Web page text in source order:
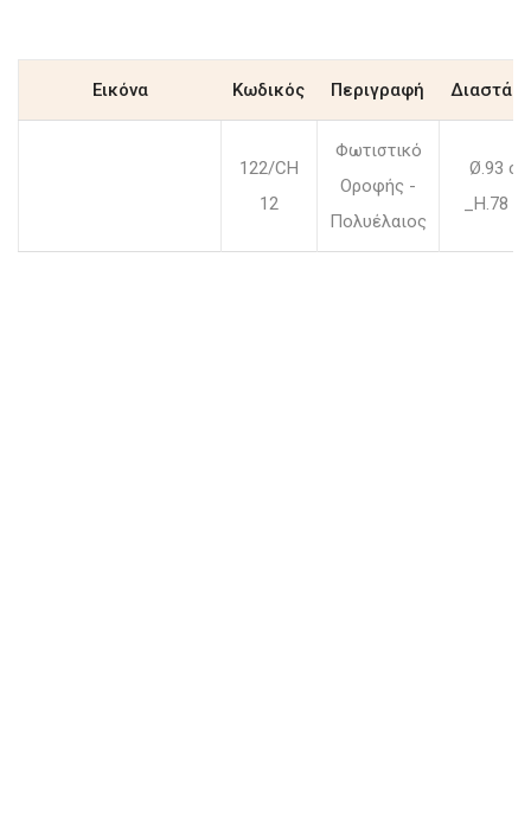
Εικόνα Κωδικός Περιγραφή
122/CH
12
Φωτιστικό
Οροφής -
Πολυέλαιος
Ø.93
_H.78